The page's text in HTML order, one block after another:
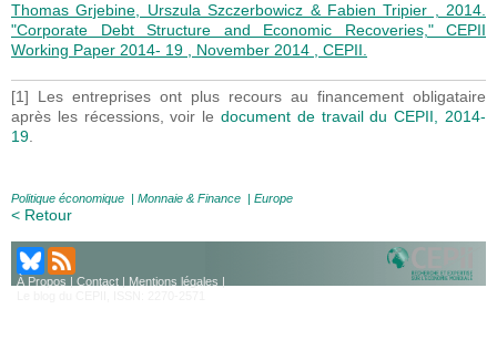
Thomas Grjebine, Urszula Szczerbowicz & Fabien Tripier , 2014.
"Corporate Debt Structure and Economic Recoveries," CEPII
Working Paper 2014- 19 , November 2014 , CEPII.
[1] Les entreprises ont plus recours au financement obligataire
après les récessions, voir le document de travail du CEPII, 2014-
19.
Politique économique Monnaie & Finance Europe
< Retour
À Propos Contact Mentions légales